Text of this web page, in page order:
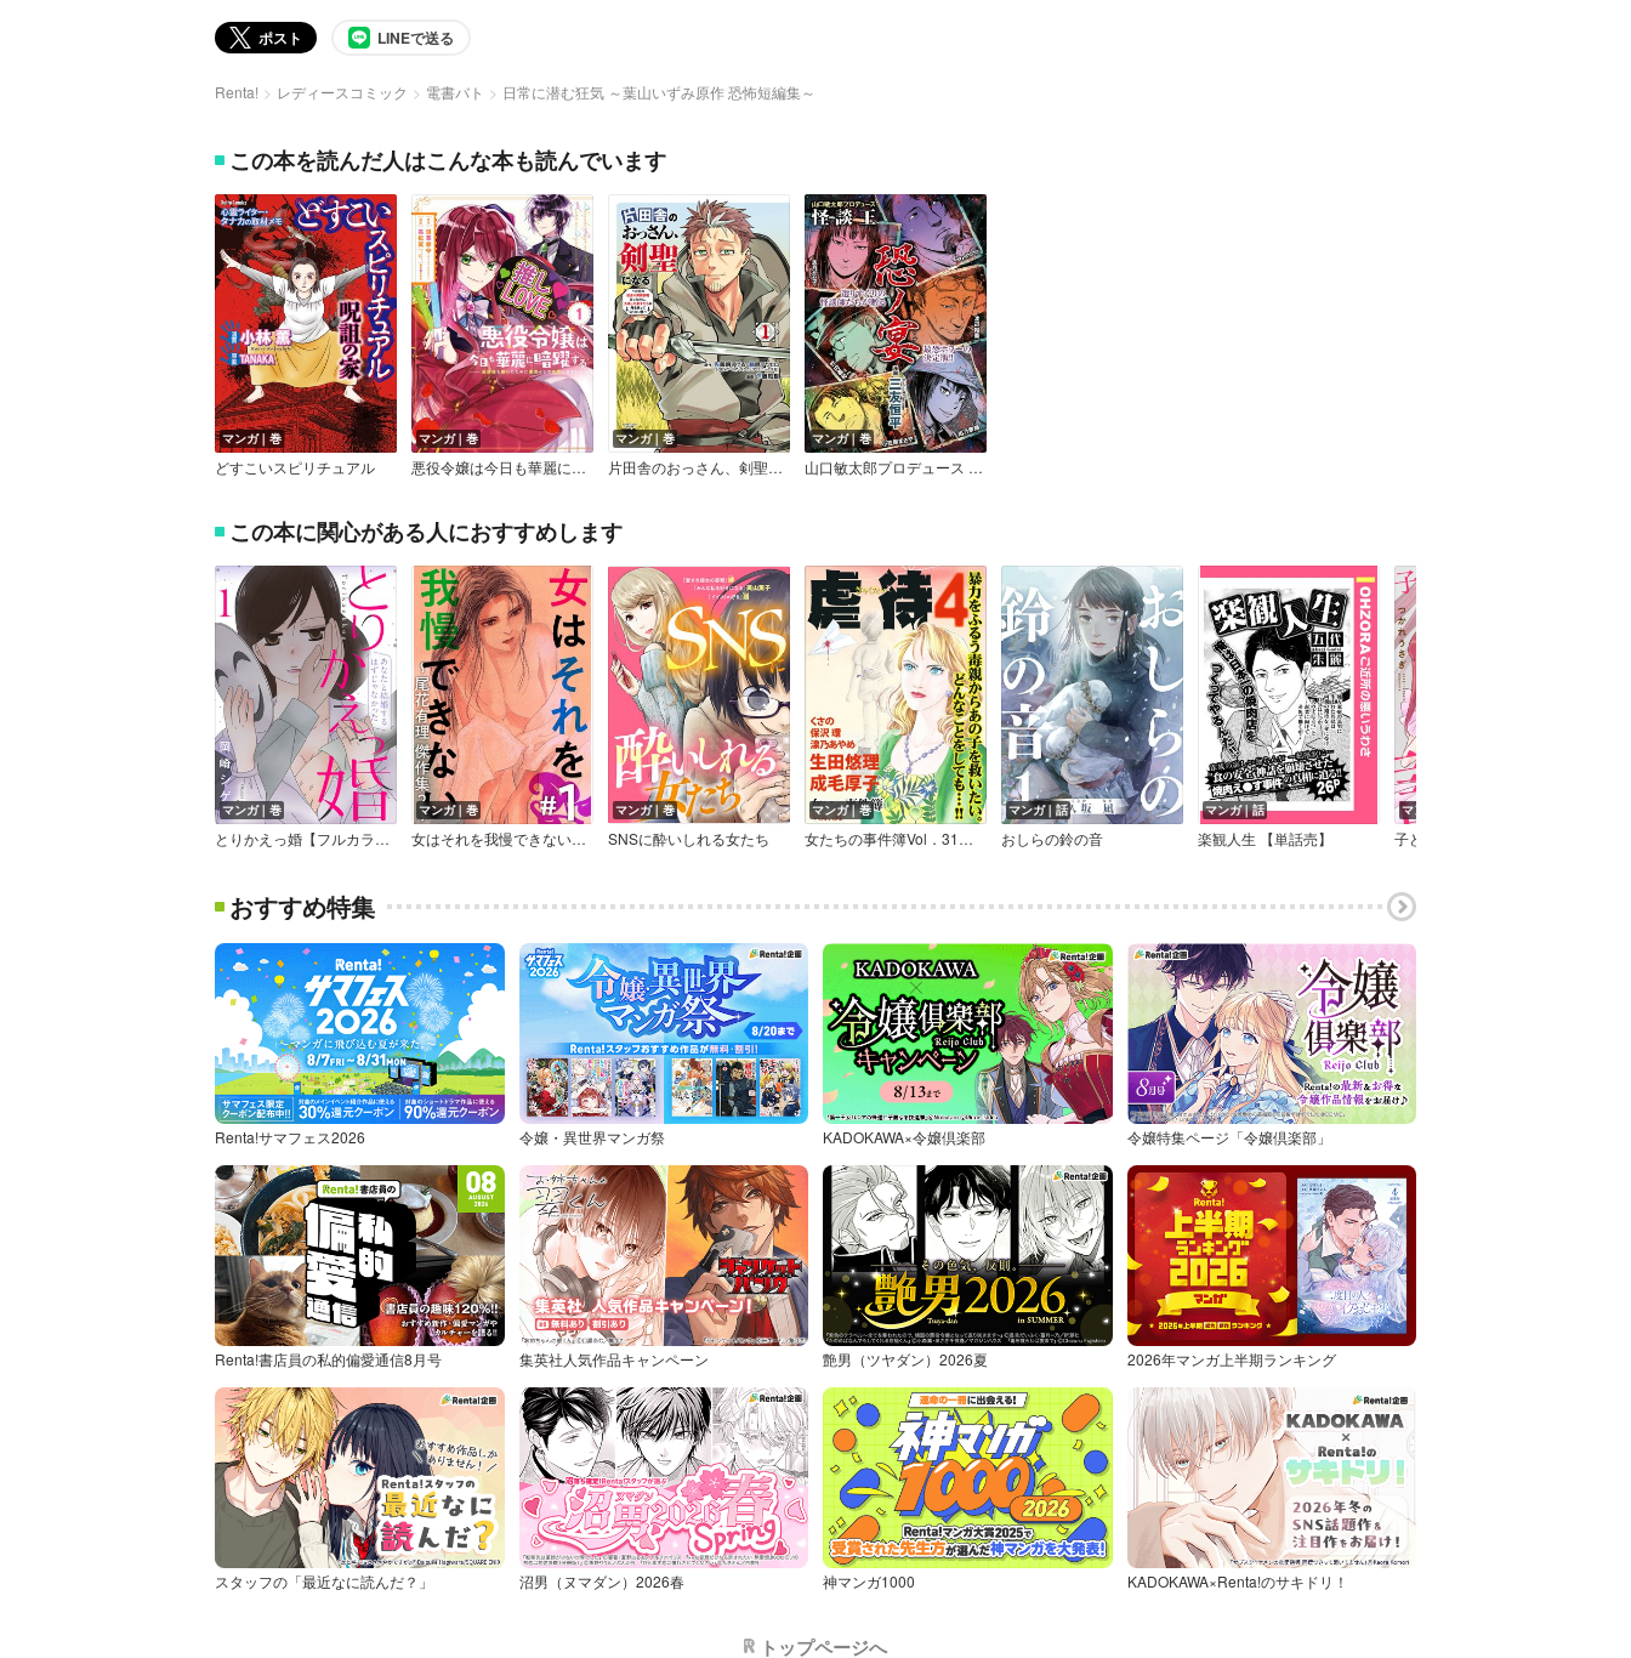
ポスト LINEで送る
Renta! レディースコミック 電書バト 日常に潜む狂気 ～葉山いずみ原作 恐怖短編集～
この本を読んだ人はこんな本も読んでいます
マンガ｜巻
どすこいスピリチュアル
マンガ｜巻
悪役令嬢は今日も華麗に暗躍する 追放後も推しのために悪党として支援します!【デジタル版限定特典付き】
マンガ｜巻
片田舎のおっさん、剣聖になる～ただの田舎の剣術師範だったのに、大成した弟子たちが俺を放ってくれない件～
マンガ｜巻
山口敏太郎プロデュース 怪談王
この本に関心がある人におすすめします
マンガ｜巻
とりかえっ婚【フルカラー】
マンガ｜巻
女はそれを我慢できない～尾花有理 傑作集2～
マンガ｜巻
SNSに酔いしれる女たち
マンガ｜巻
女たちの事件簿Vol．31～虐待4～
マンガ｜話
おしらの鈴の音
マンガ｜話
楽観人生 【単話売】
マンガ｜巻
おすすめ特集
Renta!サマフェス2026 令嬢・異世界マンガ祭 KADOKAWA×令嬢倶楽部 令嬢特集ページ「令嬢倶楽部」
Renta!書店員の私的偏愛通信8月号 集英社人気作品キャンペーン 艶男（ツヤダン）2026夏 2026年マンガ上半期ランキング
スタッフの「最近なに読んだ？」 沼男（ヌマダン）2026春 神マンガ1000 KADOKAWA×Renta!のサキドリ！
トップページへ